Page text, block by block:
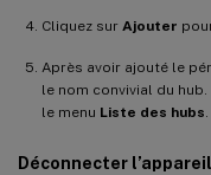
Cliquez sur Ajouter
Après avoir ajouté le
le nom convivial du
le menu Liste des hubs
Déconnecter